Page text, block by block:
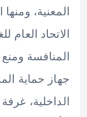
ومنها اتحاد
العام للغرف
ومنع
حماية المستهلك،
غرفة صناعة